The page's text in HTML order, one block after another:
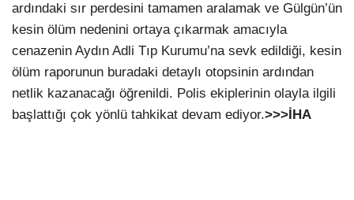
ardındaki sır perdesini tamamen aralamak ve Gülgün’ün
kesin ölüm nedenini ortaya çıkarmak amacıyla
cenazenin Aydın Adli Tıp Kurumu’na sevk edildiği, kesin
ölüm raporunun buradaki detaylı otopsinin ardından
netlik kazanacağı öğrenildi. Polis ekiplerinin olayla ilgili
başlattığı çok yönlü tahkikat devam ediyor.>>>İHA